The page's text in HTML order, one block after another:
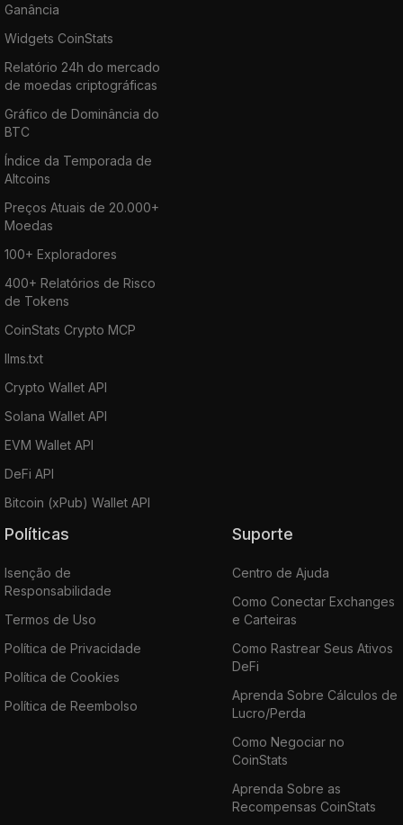
Ganância
Widgets CoinStats
Relatório 24h do mercado
de moedas criptográficas
Gráfico de Dominância do
BTC
Índice da Temporada de
Altcoins
Preços Atuais de 20.000+
Moedas
100+ Exploradores
400+ Relatórios de Risco
de Tokens
CoinStats Crypto MCP
llms.txt
Crypto Wallet API
Solana Wallet API
EVM Wallet API
DeFi API
Bitcoin (xPub) Wallet API
Políticas
Isenção de
Responsabilidade
Termos de Uso
Política de Privacidade
Política de Cookies
Política de Reembolso
Suporte
Centro de Ajuda
Como Conectar Exchanges
e Carteiras
Como Rastrear Seus Ativos
DeFi
Aprenda Sobre Cálculos de
Lucro/Perda
Como Negociar no
CoinStats
Aprenda Sobre as
Recompensas CoinStats